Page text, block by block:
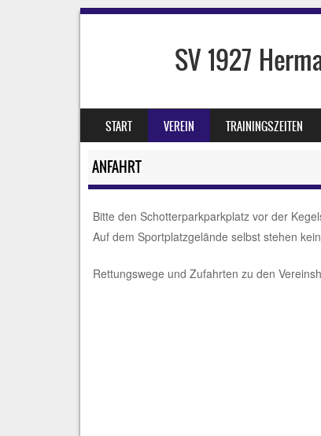
SV 1927
MENU
SKIP TO CONTENT
START VEREIN TRAININGSZEITEN
ANFAHRT
Bitte den Schotterparkparkplatz vor der
Auf dem Sportplatzgelände selbst stehen
Rettungswege und Zufahrten zu den